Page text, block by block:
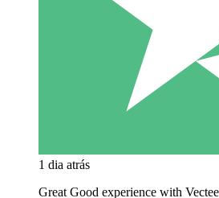
1 dia atrás
Great Good experience with